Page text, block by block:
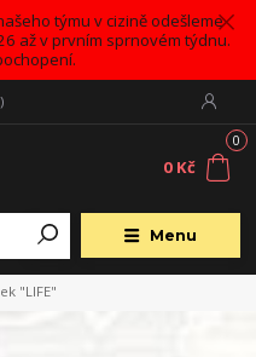
týmu v cizině odešleme
až v prvním sprnovém týdnu.
Menu
0
0 Kč
"LIFE"